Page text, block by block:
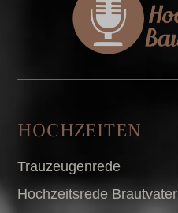
HOCHZEITEN
Trauzeugenrede
Hochzeitsrede Brautvater